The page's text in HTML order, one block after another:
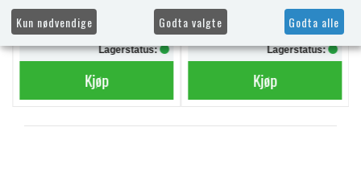
kr 74,-
Lagerstatus:
Kjøp
Lagerstatus:
Kjøp
Kun nødvendige Godta valgte Godta alle